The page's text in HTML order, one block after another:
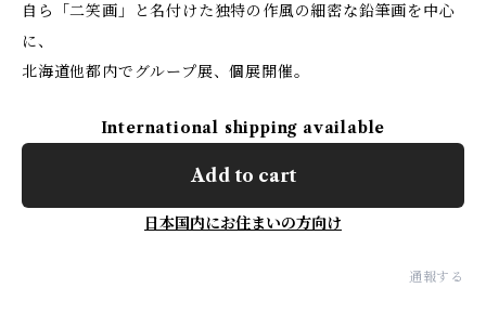
自ら「二笑画」と名付けた独特の作風の細密な鉛筆画を中心
に、
北海道他都内でグループ展、個展開催。
International shipping available
Add to cart
日本国内にお住まいの方向け
通報する